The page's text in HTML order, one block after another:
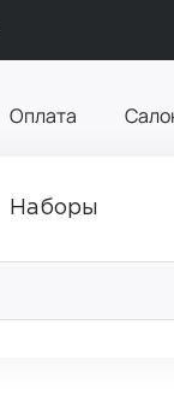
Оплата
Наборы